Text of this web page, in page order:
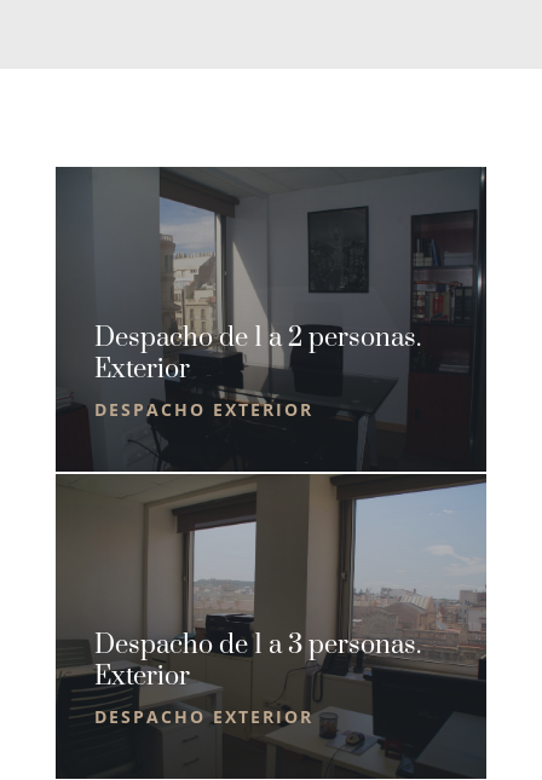
Despacho de 1 a 2 personas.
Exterior
DESPACHO EXTERIOR
Despacho de 1 a 3 personas.
Exterior
DESPACHO EXTERIOR